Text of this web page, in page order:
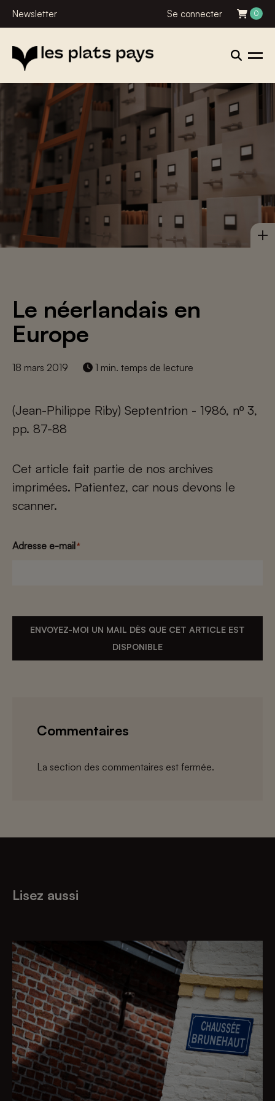
Newsletter Se connecter 0
Le néerlandais en
Europe
18 mars 2019 1 min. temps de lecture
(Jean-Philippe Riby) Septentrion - 1986, nº 3,
pp. 87-88
Cet article fait partie de nos archives
imprimées. Patientez, car nous devons le
scanner.
Adresse e-mail*
ENVOYEZ-MOI UN MAIL DÈS QUE CET ARTICLE EST
DISPONIBLE
Commentaires
La section des commentaires est fermée.
Lisez aussi